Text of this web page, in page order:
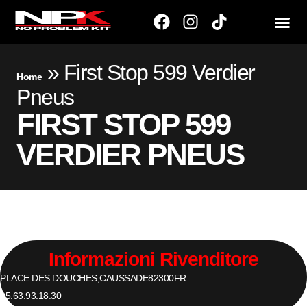
Home» First Stop 599 Verdier
Pneus
FIRST STOP 599
VERDIER PNEUS
Informazioni Rivenditore
PLACE DES DOUCHES,CAUSSADE82300FR
05.63.93.18.30